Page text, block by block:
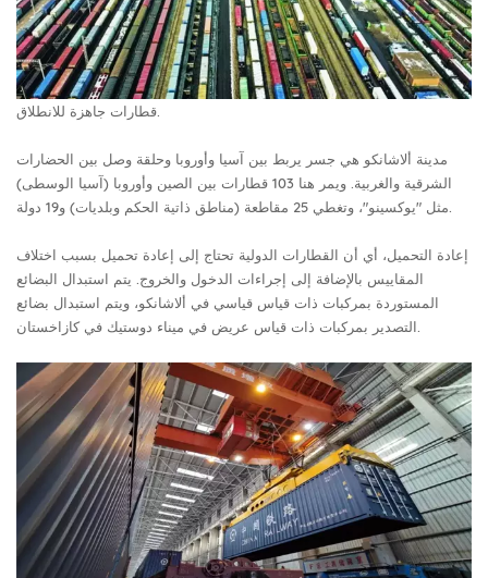
قطارات جاهزة للانطلاق.
مدينة ألاشانكو هي جسر يربط بين آسيا وأوروبا وحلقة وصل بين الحضارات
الشرقية والغربية. ويمر هنا 103 قطارات بين الصين وأوروبا (آسيا الوسطى)
مثل "يوكسينو"، وتغطي 25 مقاطعة (مناطق ذاتية الحكم وبلديات) و19 دولة.
إعادة التحميل، أي أن القطارات الدولية تحتاج إلى إعادة تحميل بسبب اختلاف
المقاييس بالإضافة إلى إجراءات الدخول والخروج. يتم استبدال البضائع
المستوردة بمركبات ذات قياس قياسي في ألاشانكو، ويتم استبدال بضائع
التصدير بمركبات ذات قياس عريض في ميناء دوستيك في كازاخستان.